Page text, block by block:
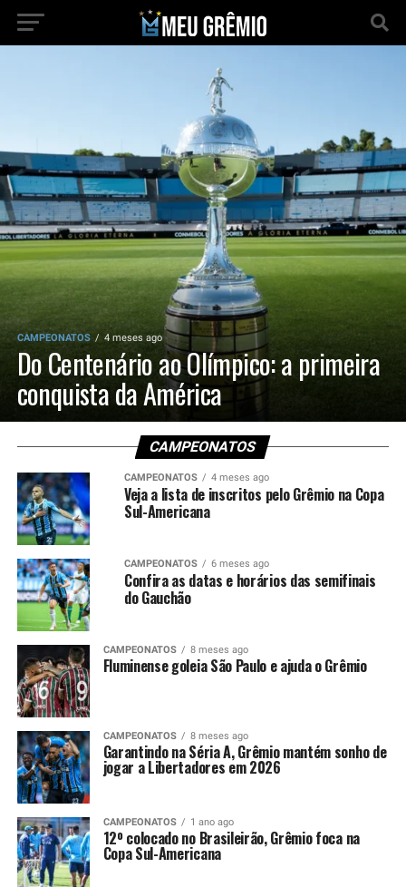
CAMPEONATOS 4 meses ago
Do Centenário ao Olímpico: a primeira
conquista da América
CAMPEONATOS
CAMPEONATOS 4 meses ago
Veja a lista de inscritos pelo Grêmio na Copa
Sul-Americana
CAMPEONATOS 6 meses ago
Confira as datas e horários das semifinais
do Gauchão
CAMPEONATOS 8 meses ago
Fluminense goleia São Paulo e ajuda o Grêmio
CAMPEONATOS 8 meses ago
Garantindo na Séria A, Grêmio mantém sonho de
jogar a Libertadores em 2026
CAMPEONATOS 1 ano ago
12º colocado no Brasileirão, Grêmio foca na
Copa Sul-Americana